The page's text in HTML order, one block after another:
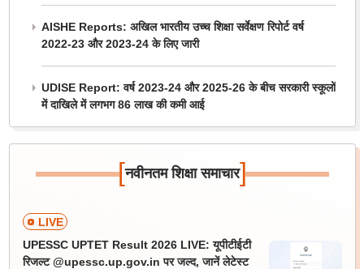
AISHE Reports: अखिल भारतीय उच्च शिक्षा सर्वेक्षण रिपोर्ट वर्ष
2022-23 और 2023-24 के लिए जारी
UDISE Report: वर्ष 2023-24 और 2025-26 के बीच सरकारी स्कूलों
में दाखिले में लगभग 86 लाख की कमी आई
[नवीनतम शिक्षा समाचार]
LIVE
UPESSC UPTET Result 2026 LIVE: यूपीटीईटी
रिजल्ट @upessc.up.gov.in पर जल्द, जानें लेटेस्ट